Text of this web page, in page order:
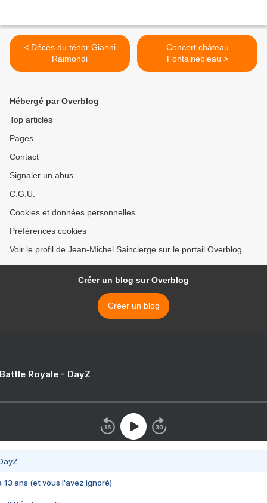
< Décès du ténor Gianni
Raimondi
Concert château
Fontainebleau >
Hébergé par Overblog
Top articles
Pages
Contact
Signaler un abus
C.G.U.
Cookies et données personnelles
Préférences cookies
Voir le profil de Jean-Michel Saincierge sur le portail Overblog
Créer un blog sur Overblog
Créer un blog
Royale - DayZ
13 ans (et vous l'avez ignoré)